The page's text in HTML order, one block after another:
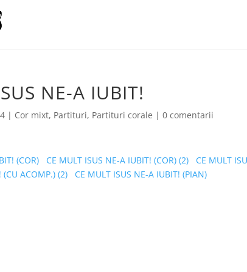
NE-A IUBIT!
| Cor mixt, Partituri, Partituri corale |0 comentarii
(COR) CE MULT ISUS NE-A IUBIT! (COR) (2) CE MULT
ACOMP.) (2)
CE MULT ISUS NE-A IUBIT! (PIAN)